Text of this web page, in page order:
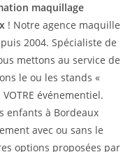
maquillage
! Notre agence maquille
2004. Spécialiste de
mettons au service de
le ou les stands «
événementiel.
enfants à Bordeaux
avec ou sans le
options proposées par